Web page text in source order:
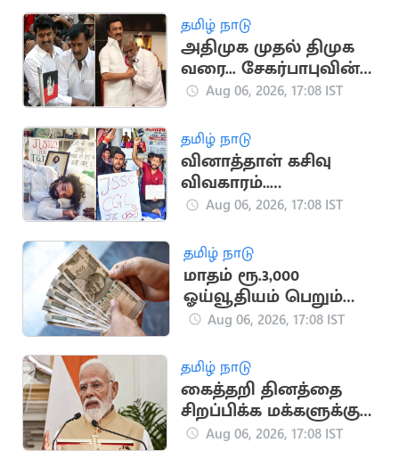
தமிழ் நாடு
அதிமுக முதல் திமுக
வரை... சேகர்பாபுவின்
அரசியல் பயணம்
Aug 06, 2026, 17:08 IST
தமிழ் நாடு
வினாத்தாள் கசிவு
விவகாரம்..
ஜார்க்கண்டில் 13-வது
உண்ணாவிரதம்
Aug 06, 2026, 17:08 IST
தமிழ் நாடு
மாதம் ரூ.3,000
ஓய்வூதியம் பெறும்
அரசு திட்டம்
Aug 06, 2026, 17:08 IST
தமிழ் நாடு
கைத்தறி தினத்தை
சிறப்பிக்க மக்களுக்கு
பிரதமர் மோடி
Aug 06, 2026, 17:08 IST